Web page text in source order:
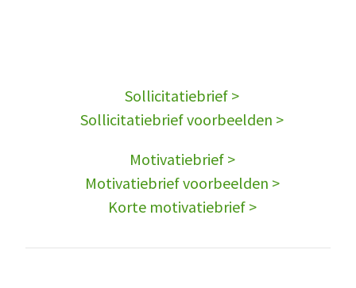
Sollicitatiebrief >
Sollicitatiebrief voorbeelden >
Motivatiebrief >
Motivatiebrief voorbeelden >
Korte motivatiebrief >